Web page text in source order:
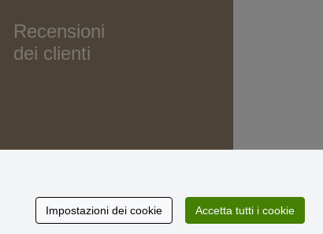
Recensioni
dei clienti
Impostazioni dei cookie Accetta tutti i cookie